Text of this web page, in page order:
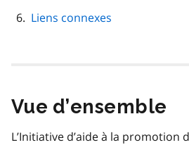
Liens connexes
Vue d’ensemble
L’Initiative d’aide à la promotion